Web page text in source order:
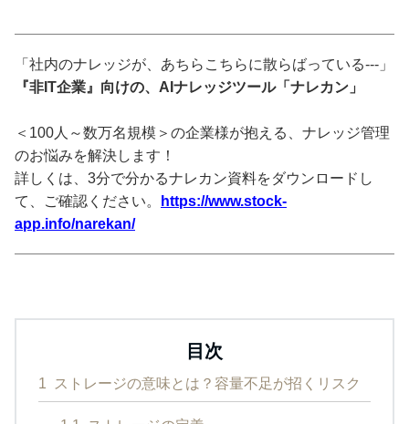
「社内のナレッジが、あちらこちらに散らばっている---」
『非IT企業』向けの、AIナレッジツール「ナレカン」
＜100人～数万名規模＞の企業様が抱える、ナレッジ管理
のお悩みを解決します！
詳しくは、3分で分かるナレカン資料をダウンロードし
て、ご確認ください。
https://www.stock-
app.info/narekan/
目次
1 ストレージの意味とは？容量不足が招くリスク